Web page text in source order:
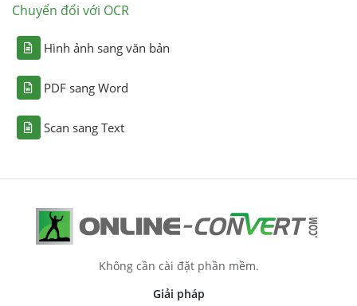
Chuyển đổi với OCR
Hình ảnh sang văn bản
PDF sang Word
Scan sang Text
Không cần cài đặt phần mềm.
Giải pháp